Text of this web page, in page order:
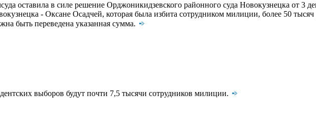
оставила в силе решение Орджоникидзевского районного суда Новокузнецка от 3
- Оксане Осадчей, которая была избита сотрудником милиции, более 50
быть переведена указанная сумма.
выборов будут почти 7,5 тысячи сотрудников милиции.